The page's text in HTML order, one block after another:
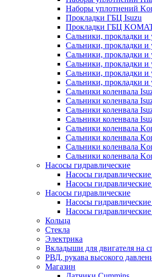
Наборы уплотнений
Прокладки ГБЦ Isuzu
Прокладки ГБЦ
Сальники, прокладки и
Сальники, прокладки и
Сальники, прокладки и
Сальники, прокладки и
Сальники, прокладки и
Сальники, прокладки и
Сальники коленвала
Сальники коленвала
Сальники коленвала
Сальники коленвала
Сальники коленвала
Сальники коленвала
Сальники коленвала
Сальники коленвала
Насосы гидравлические
Насосы
Насосы
Насосы гидравлические
Насосы
Насосы
Кольца
Стекла
Электрика
Вкладыши для двигателя на
РВД, рукава высокого
Магазин